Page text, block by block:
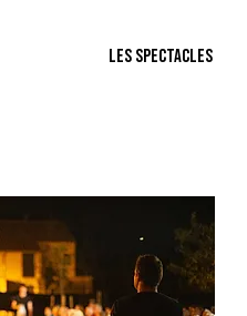
Les Spectacles